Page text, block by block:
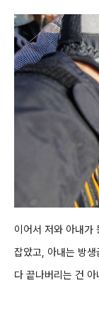
이어서 저와 아내가
잡았고, 아내는 방
다 끝나버리는 건 아